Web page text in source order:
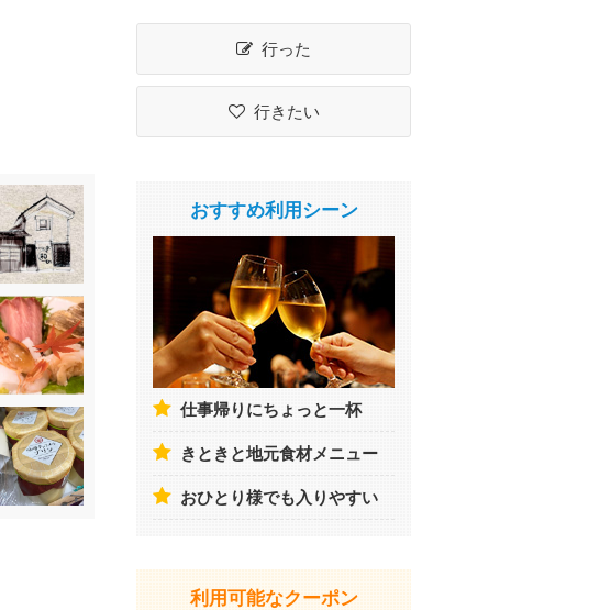
行った
行きたい
おすすめ利用シーン
仕事帰りにちょっと一杯
きときと地元食材メニュー
おひとり様でも入りやすい
利用可能なクーポン